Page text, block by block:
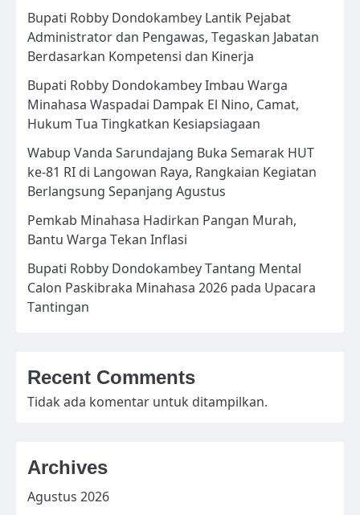
Bupati Robby Dondokambey Lantik Pejabat
Administrator dan Pengawas, Tegaskan Jabatan
Berdasarkan Kompetensi dan Kinerja
Bupati Robby Dondokambey Imbau Warga
Minahasa Waspadai Dampak El Nino, Camat,
Hukum Tua Tingkatkan Kesiapsiagaan
Wabup Vanda Sarundajang Buka Semarak HUT
ke-81 RI di Langowan Raya, Rangkaian Kegiatan
Berlangsung Sepanjang Agustus
Pemkab Minahasa Hadirkan Pangan Murah,
Bantu Warga Tekan Inflasi
Bupati Robby Dondokambey Tantang Mental
Calon Paskibraka Minahasa 2026 pada Upacara
Tantingan
Recent Comments
Tidak ada komentar untuk ditampilkan.
Archives
Agustus 2026